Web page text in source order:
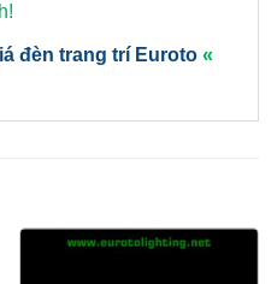
đèn trang trí Euroto «